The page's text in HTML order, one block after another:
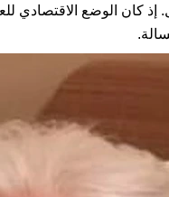
الوضع الاقتصادي